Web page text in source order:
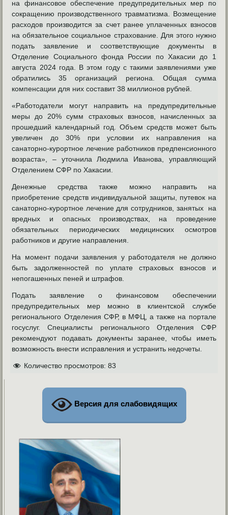
на финансовое обеспечение предупредительных мер по
сокращению производственного травматизма. Возмещение
расходов производится за счет ранее уплаченных взносов
на обязательное социальное страхование. Для этого нужно
подать заявление и соответствующие документы в
Отделение Социального фонда России по Хакасии до 1
августа 2024 года. В этом году с такими заявлениями уже
обратились 35 организаций региона. Общая сумма
компенсации для них составит 38 миллионов рублей.
«Работодатели могут направить на предупредительные
меры до 20% сумм страховых взносов, начисленных за
прошедший календарный год. Объем средств может быть
увеличен до 30% при условии их направления на
санаторно-курортное лечение работников предпенсионного
возраста», – уточнила Людмила Иванова, управляющий
Отделением СФР по Хакасии.
Денежные средства также можно направить на
приобретение средств индивидуальной защиты, путевок на
санаторно-курортное лечение для сотрудников, занятых на
вредных и опасных производствах, на проведение
обязательных периодических медицинских осмотров
работников и другие направления.
На момент подачи заявления у работодателя не должно
быть задолженностей по уплате страховых взносов и
непогашенных пеней и штрафов.
Подать заявление о финансовом обеспечении
предупредительных мер можно в клиентской службе
регионального Отделения СФР, в МФЦ, а также на портале
госуслуг. Специалисты регионального Отделения СФР
рекомендуют подавать документы заранее, чтобы иметь
возможность внести исправления и устранить недочеты.
Количество просмотров: 83
Версия для слабовидящих